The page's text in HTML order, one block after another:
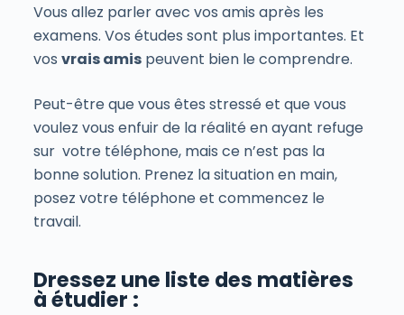
Vous allez parler avec vos amis après les
examens. Vos études sont plus importantes. Et
vos vrais amispeuvent bien le comprendre.
Peut-être que vous êtes stressé et que vous
voulez vous enfuir de la réalité en ayant refuge
sur votre téléphone, mais ce n’est pas la
bonne solution. Prenez la situation en main,
posez votre téléphone et commencez le
travail.
Dressez une liste des matières
à étudier :